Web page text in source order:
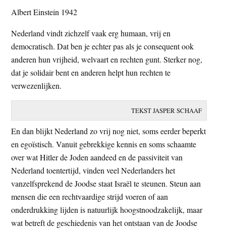
Albert Einstein 1942
Nederland vindt zichzelf vaak erg humaan, vrij en
democratisch. Dat ben je echter pas als je consequent ook
anderen hun vrijheid, welvaart en rechten gunt. Sterker nog,
dat je solidair bent en anderen helpt hun rechten te
verwezenlijken.
TEKST JASPER SCHAAF
En dan blijkt Nederland zo vrij nog niet, soms eerder beperkt
en egoïstisch. Vanuit gebrekkige kennis en soms schaamte
over wat Hitler de Joden aandeed en de passiviteit van
Nederland toentertijd, vinden veel Nederlanders het
vanzelfsprekend de Joodse staat Israël te steunen. Steun aan
mensen die een rechtvaardige strijd voeren of aan
onderdrukking lijden is natuurlijk hoogstnoodzakelijk, maar
wat betreft de geschiedenis van het ontstaan van de Joodse